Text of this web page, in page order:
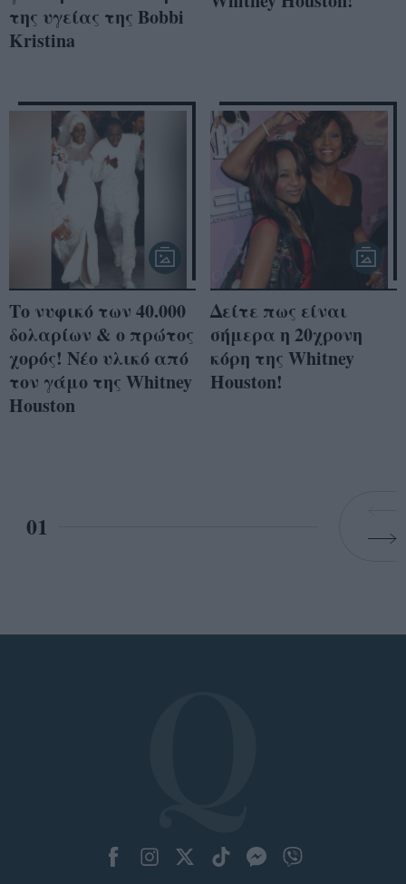
της υγείας της Bobbi
Kristina
Το νυφικό των 40.000
δολαρίων & ο πρώτος
χορός! Νέο υλικό από
τον γάμο της Whitney
Hοuston
Δείτε πως είναι
σήμερα η 20χρονη
κόρη της Whitney
Houston!
01